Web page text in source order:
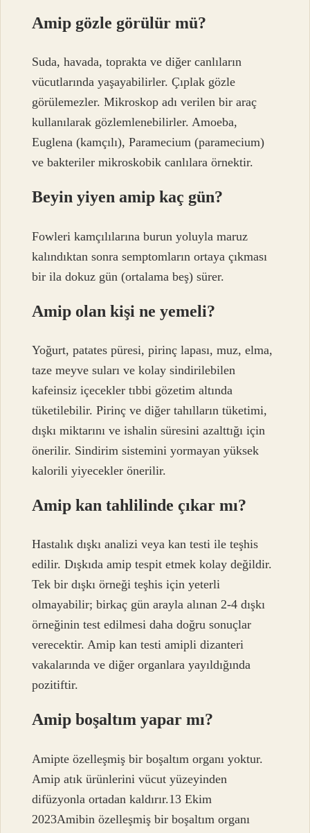
Amip gözle görülür mü?
Suda, havada, toprakta ve diğer canlıların
vücutlarında yaşayabilirler. Çıplak gözle
görülemezler. Mikroskop adı verilen bir araç
kullanılarak gözlemlenebilirler. Amoeba,
Euglena (kamçılı), Paramecium (paramecium)
ve bakteriler mikroskobik canlılara örnektir.
Beyin yiyen amip kaç gün?
Fowleri kamçılılarına burun yoluyla maruz
kalındıktan sonra semptomların ortaya çıkması
bir ila dokuz gün (ortalama beş) sürer.
Amip olan kişi ne yemeli?
Yoğurt, patates püresi, pirinç lapası, muz, elma,
taze meyve suları ve kolay sindirilebilen
kafeinsiz içecekler tıbbi gözetim altında
tüketilebilir. Pirinç ve diğer tahılların tüketimi,
dışkı miktarını ve ishalin süresini azalttığı için
önerilir. Sindirim sistemini yormayan yüksek
kalorili yiyecekler önerilir.
Amip kan tahlilinde çıkar mı?
Hastalık dışkı analizi veya kan testi ile teşhis
edilir. Dışkıda amip tespit etmek kolay değildir.
Tek bir dışkı örneği teşhis için yeterli
olmayabilir; birkaç gün arayla alınan 2-4 dışkı
örneğinin test edilmesi daha doğru sonuçlar
verecektir. Amip kan testi amipli dizanteri
vakalarında ve diğer organlara yayıldığında
pozitiftir.
Amip boşaltım yapar mı?
Amipte özelleşmiş bir boşaltım organı yoktur.
Amip atık ürünlerini vücut yüzeyinden
difüzyonla ortadan kaldırır.13 Ekim
2023Amibin özelleşmiş bir boşaltım organı